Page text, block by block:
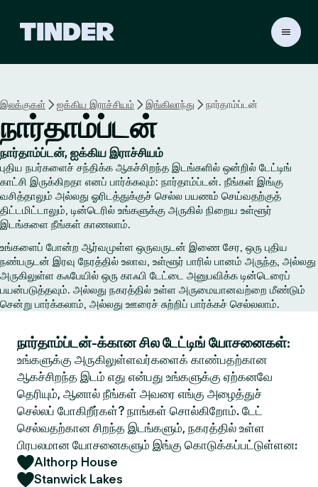
ம்
இலக்குகள் ஐக்கிய இராச்சியம் இங்கிலாந்து நார்தாம்ப்டன்
நார்தாம்ப்டன்
நார்தாம்ப்டன், ஐக்கிய இராச்சியம்
புதிய நபர்களைச் சந்திக்க ஆகச்சிறந்த இடங்களில் ஒன்றில் டேட்டிங்
காட்சி இருக்கிறதா எனப் பார்க்கவும்: நார்தாம்ப்டன். நீங்கள் இங்கு
வசித்தாலும் அல்லது ஓரிடத்துக்குச் செல்ல பயணம் செய்வதற்குத்
திட்டமிட்டாலும், டின்டெரில் உங்களுக்கு அருகில் நிறைய உள்ளூர்
இடங்களை நீங்கள் காணலாம்.
உங்களைப் போன்ற ஆர்வமுள்ள ஒருவருடன் இணை சேர, ஒரு புதிய
நண்பருடன் இரவு நேரத்தில் உலாவ, உள்ளூர் பாரில் பானம் அருந்த, அல்லது
அருகிலுள்ள கஃபேயில் ஒரு காஃபி டேட்டை அனுபவிக்க டின்டெரைப்
பயன்படுத்தவும். அல்லது நகரத்தில் உள்ள அருமையானவற்றை மீண்டும்
சென்று பார்க்கலாம், அல்லது ஊரைச் சுற்றிப் பார்க்கச் செல்லலாம்.
நார்தாம்ப்டன்-க்கான சில டேட்டிங் யோசனைகள்:
உங்களுக்கு அருகிலுள்ளவர்களைக் காண்பதற்கான
ஆகச்சிறந்த இடம் எது என்பது உங்களுக்கு ஏற்கனவே
தெரியும், ஆனால் நீங்கள் அவரை எங்கு அழைத்துச்
செல்லப் போகிறீர்கள்? நாங்கள் சொல்கிறோம். டேட்
செல்வதற்கான சிறந்த இடங்களும், நகரத்தில் உள்ள
பிரபலமான யோசனைகளும் இங்கு கொடுக்கப்பட்டுள்ளன:
Althorp House
Stanwick Lakes